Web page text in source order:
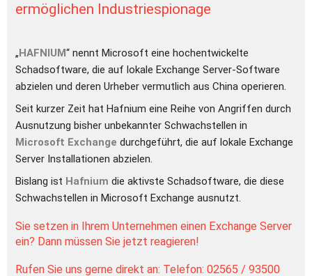
ermöglichen Industriespionage
„ HAFNIUM“ nennt Microsoft eine hochentwickelte
Schadsoftware, die auf lokale Exchange Server-Software
abzielen und deren Urheber vermutlich aus China operieren.
Seit kurzer Zeit hat Hafnium eine Reihe von Angriffen durch
Microsoft Exchange durchgeführt, die auf lokale Exchange
Server Installationen abzielen.
Bislang ist Hafnium die aktivste Schadsoftware, die diese
Schwachstellen in Microsoft Exchange ausnutzt.
Sie setzen in Ihrem Unternehmen einen Exchange Server
ein? Dann müssen Sie jetzt reagieren!
Rufen Sie uns gerne direkt an: Telefon: 02565 / 93500